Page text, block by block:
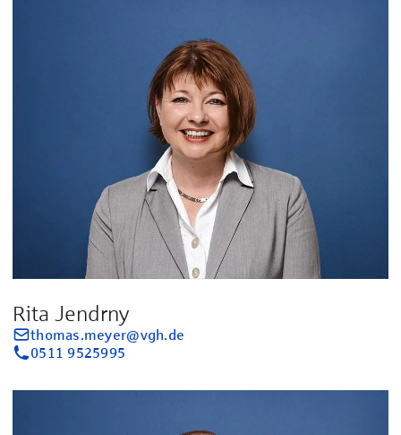
Rita Jendrny
thomas.meyer@vgh.de
0511 9525995